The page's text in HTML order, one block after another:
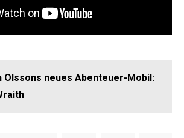
Olssons neues Abenteuer-Mobil: